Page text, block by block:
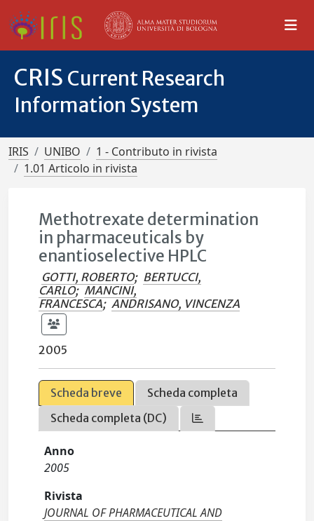
CRIS Current Research
Information System
IRIS UNIBO
1 - Contributo in rivista
1.01 Articolo in rivista
Methotrexate determination
in pharmaceuticals by
enantioselective HPLC
GOTTI, ROBERTO; BERTUCCI,
CARLO; MANCINI,
FRANCESCA; ANDRISANO, VINCENZA
2005
Scheda breve
Scheda completa
Scheda completa (DC)
Anno
2005
Rivista
JOURNAL OF PHARMACEUTICAL AND